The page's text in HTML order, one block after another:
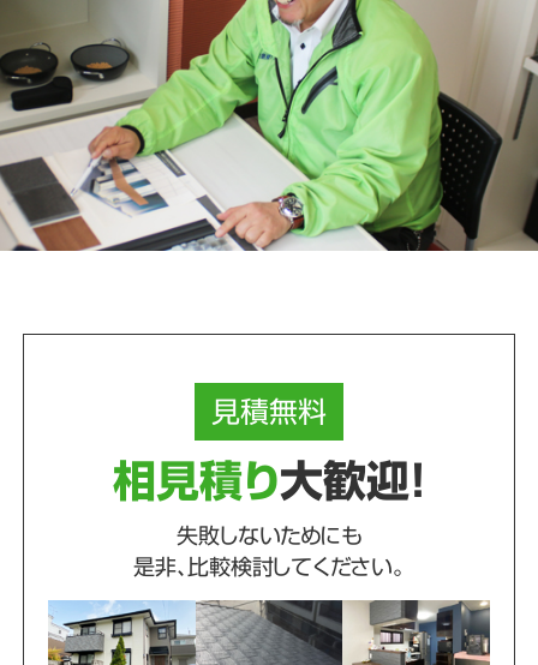
見積無料
相見積り大歓迎！
失敗しないためにも
是非、比較検討してください。